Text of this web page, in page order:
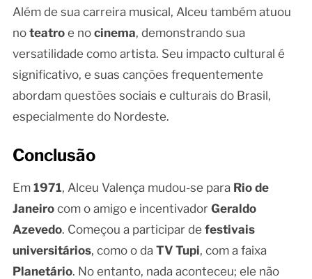
Além de sua carreira musical, Alceu também atuou
no teatroe no cinema, demonstrando sua
versatilidade como artista. Seu impacto cultural é
significativo, e suas canções frequentemente
abordam questões sociais e culturais do Brasil,
especialmente do Nordeste.
Conclusão
Em 1971, Alceu Valença mudou-se para Rio de
Janeirocom o amigo e incentivador Geraldo
Azevedo. Começou a participar de festivais
universitários, como o da TV Tupi, com a faixa
Planetário. No entanto, nada aconteceu; ele não